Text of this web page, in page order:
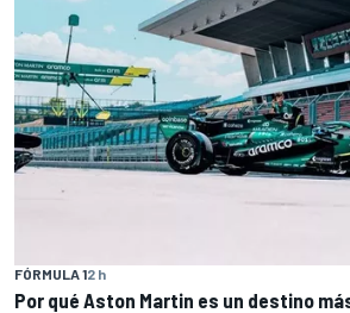
FÓRMULA 12 h
Por qué Aston Martin es un destino